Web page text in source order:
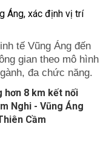
tế Vũng Áng đến
gian theo mô hình
đa chức năng.
hơn 8 km kết nối
Nghi - Vũng Áng
Cầm